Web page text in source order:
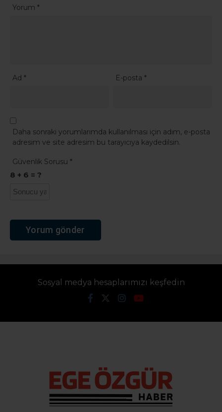
Yorum *
Ad * E-posta*
Daha sonraki yorumlarımda kullanılması için adım, e-posta
adresim ve site adresim bu tarayıcıya kaydedilsin.
Güvenlik Sorusu *
8 + 6 = ?
Sosyal medya hesaplarımızı keşfedin